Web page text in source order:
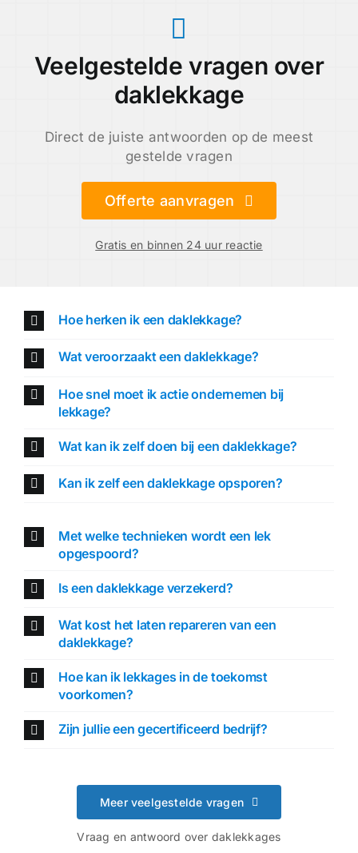
Veelgestelde vragen over
daklekkage
Direct de juiste antwoorden op de meest
gestelde vragen
Offerte aanvragen
Gratis en binnen 24 uur reactie
Hoe herken ik een daklekkage?
Wat veroorzaakt een daklekkage?
Hoe snel moet ik actie ondernemen bij
lekkage?
Wat kan ik zelf doen bij een daklekkage?
Kan ik zelf een daklekkage opsporen?
Met welke technieken wordt een lek
opgespoord?
Is een daklekkage verzekerd?
Wat kost het laten repareren van een
daklekkage?
Hoe kan ik lekkages in de toekomst
voorkomen?
Zijn jullie een gecertificeerd bedrijf?
Meer veelgestelde vragen
Vraag en antwoord over daklekkages